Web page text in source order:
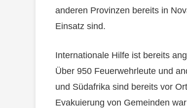
anderen Provinzen bereits in
Einsatz sind.
Internationale Hilfe ist bereits
Über 950 Feuerwehrleute und
und Südafrika sind bereits vor
Evakuierung von Gemeinden